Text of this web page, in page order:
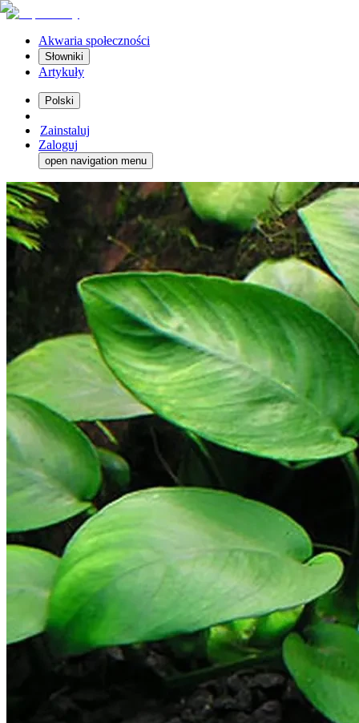
Akwaria społeczności
Słowniki
Artykuły
Polski
Zainstaluj
Zaloguj
open navigation menu